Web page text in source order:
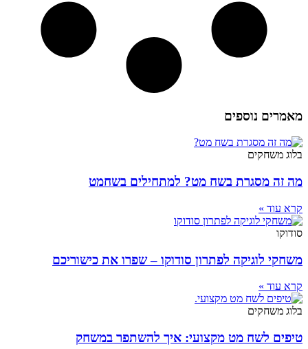
מאמרים נוספים
בלוג משחקים
מה זה מסגרת בשח מט? למתחילים בשחמט
קרא עוד »
סודוקו
משחקי לוגיקה לפתרון סודוקו – שפרו את כישוריכם
קרא עוד »
בלוג משחקים
טיפים לשח מט מקצועי: איך להשתפר במשחק